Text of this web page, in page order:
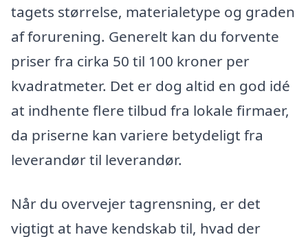
tagets størrelse, materialetype og graden
af forurening. Generelt kan du forvente
priser fra cirka 50 til 100 kroner per
kvadratmeter. Det er dog altid en god idé
at indhente flere tilbud fra lokale firmaer,
da priserne kan variere betydeligt fra
leverandør til leverandør.
Når du overvejer tagrensning, er det
vigtigt at have kendskab til, hvad der